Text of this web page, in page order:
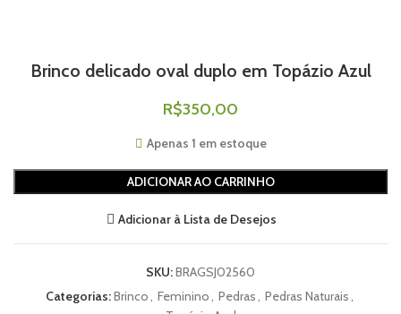
Brinco delicado oval duplo em Topázio Azul
R$350,00
Apenas 1 em estoque
ADICIONAR AO CARRINHO
Adicionar à Lista de Desejos
SKU:BRAGSJ02560
Categorias:Brinco, Feminino, Pedras, Pedras Naturais,